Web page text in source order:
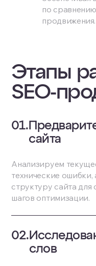
по
продвижения.
Этапы
SEO-
сайта
Анализируем
технические
структуру сайта
шагов оптимизации.
слов